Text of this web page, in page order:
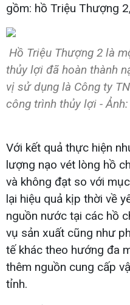
gồm: hồ Triệu Thượng
Hồ Triệu Thượng 2 là
thủy lợi đã hoàn thành
vị sử dụng là Công ty
công trình thủy lợi - Ảnh:
Với kết quả thực hiện
lượng nạo vét lòng hồ
và không đạt so với
lại hiệu quả kịp thời về
nguồn nước tại các hồ
vụ sản xuất cũng như
tế khác theo hướng đa
thêm nguồn cung cấp
tỉnh.